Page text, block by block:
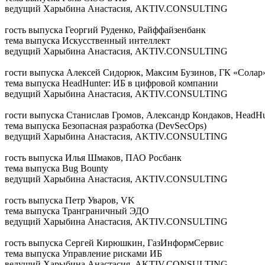
ведущий Харыбина Анастасия, AKTIV.CONSULTING
гость выпуска Георгий Руденко, Райффайзенбанк
тема выпуска Искусственный интеллект
ведущий Харыбина Анастасия, AKTIV.CONSULTING
гости выпуска Алексей Сидорюк, Максим Бузинов, ГК
тема выпуска HeadHunter: ИБ в цифровой компании
ведущий Харыбина Анастасия, AKTIV.CONSULTING
гости выпуска Станислав Громов, Александр Кондаков,
тема выпуска Безопасная разработка (DevSecOps)
ведущий Харыбина Анастасия, AKTIV.CONSULTING
гость выпуска Илья Шмаков, ПАО Росбанк
тема выпуска Bug Bounty
ведущий Харыбина Анастасия, AKTIV.CONSULTING
гость выпуска Петр Уваров, VK
тема выпуска Транграничный ЭДО
ведущий Харыбина Анастасия, AKTIV.CONSULTING
гость выпуска Сергей Кирюшкин, ГазИнформСервис
тема выпуска Управление рисками ИБ